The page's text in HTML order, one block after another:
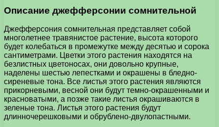
Описание джефферсонии сомнительной
Джефферсония сомнительная представляет собой
многолетнее травянистое растение, высота которого
будет колебаться в промежутке между десятью и сорока
сантиметрами. Цветки этого растения находятся на
безлистных цветоносах, они довольно крупные,
наделены шестью лепестками и окрашены в бледно-
сиреневые тона. Все листья этого растения являются
прикорневыми, весной они будут темно-окрашенными и
красноватыми, а позже такие листья окрашиваются в
зеленые тона. Листья этого растения будут
длинночерешковыми и обрублено-двулопастными.